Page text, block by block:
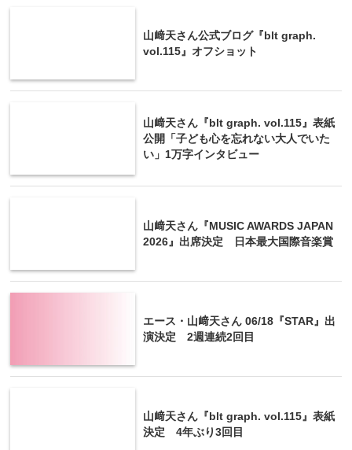
山﨑天さん公式ブログ『blt graph.
vol.115』オフショット
山﨑天さん『blt graph. vol.115』表紙
公開「子ども心を忘れない大人でいた
い」1万字インタビュー
山﨑天さん『MUSIC AWARDS JAPAN
2026』出席決定 日本最大国際音楽賞
エース・山﨑天さん 06/18『STAR』出
演決定 2週連続2回目
山﨑天さん『blt graph. vol.115』表紙
決定 4年ぶり3回目